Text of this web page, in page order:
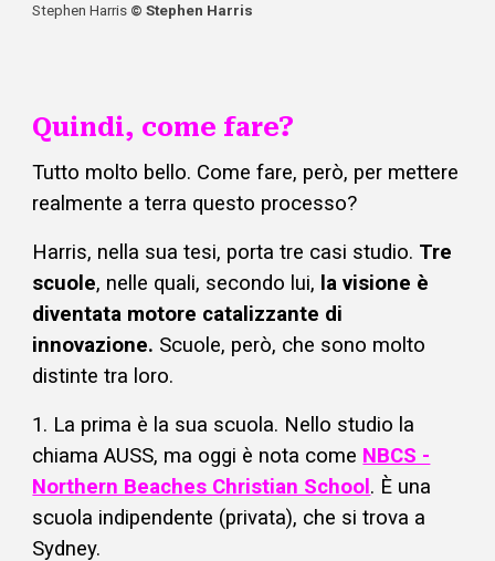
Stephen Harris ©Stephen Harris
​Quindi, come fare?
Tutto molto bello. Come fare, però, per mettere
realmente a terra questo processo?
Harris, nella sua tesi, porta tre casi studio. Tre
scuole, nelle quali, secondo lui, la visione è
diventata motore catalizzante di
innovazione. Scuole, però, che sono molto
distinte tra loro.
1. La prima è la sua scuola. Nello studio la
chiama AUSS, ma oggi è nota come NBCS -
Northern Beaches Christian School . È una
scuola indipendente (privata), che si trova a
Sydney.